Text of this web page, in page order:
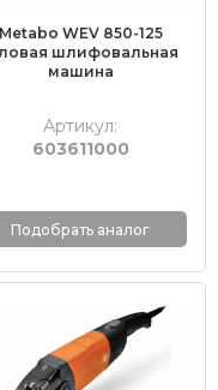
Metabo WEV 850-125
шлифовальная
машина
Артикул:
603611000
Подобрать аналог